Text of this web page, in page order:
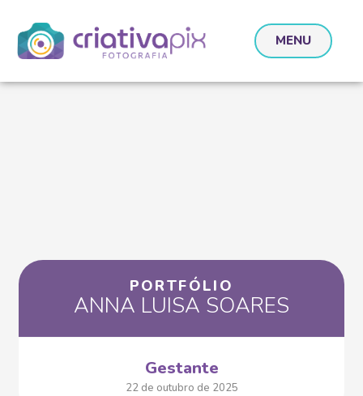
MENU
PORTFÓLIO
ANNA LUISA SOARES
Gestante
22 de outubro de 2025